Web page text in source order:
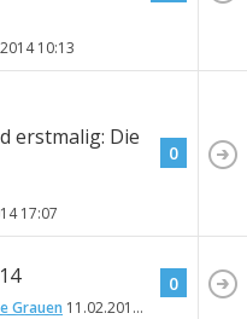
10:13
erstmalig: Die
17:07
0
Grauen 11.02.2014
0